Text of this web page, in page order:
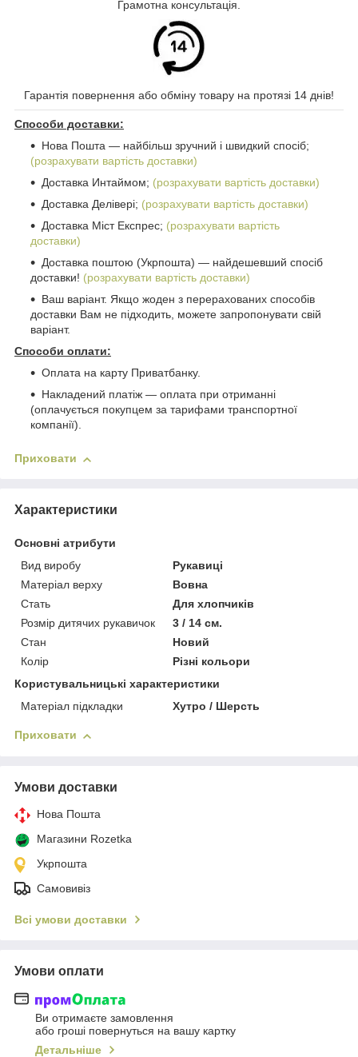
Грамотна консультація.
Гарантія повернення або обміну товару на протязі 14 днів!
Способи доставки:
Нова Пошта ― найбільш зручний і швидкий спосіб;
(розрахувати вартість доставки)
Доставка Интаймом; (розрахувати вартість доставки)
Доставка Делівері; (розрахувати вартість доставки)
Доставка Міст Експрес; (розрахувати вартість
доставки)
Доставка поштою (Укрпошта) ― найдешевший спосіб
доставки! (розрахувати вартість доставки)
Ваш варіант. Якщо жоден з перерахованих способів
доставки Вам не підходить, можете запропонувати свій
варіант.
Способи оплати:
Оплата на карту Приватбанку.
Накладений платіж ― оплата при отриманні
(оплачується покупцем за тарифами транспортної
компанії).
Приховати
Характеристики
Основні атрибути
Вид виробу
Рукавиці
Матеріал верху
Вовна
Стать
Для хлопчиків
Розмір дитячих рукавичок
3 / 14 см.
Стан
Новий
Колір
Різні кольори
Користувальницькі характеристики
Матеріал підкладки
Хутро / Шерсть
Приховати
Умови доставки
Нова Пошта
Магазини Rozetka
Укрпошта
Самовивіз
Всі умови доставки
Умови оплати
Ви отримаєте замовлення
або гроші повернуться на вашу картку
Детальніше